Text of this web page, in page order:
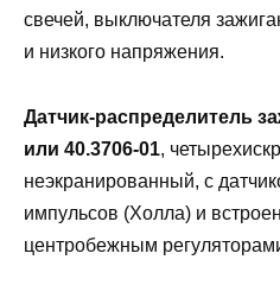
свечей, выключателя
и низкого напряжения.
Датчик-распределитель
или 40.3706-01,
неэкранированный, с
импульсов (Холла) и
центробежным